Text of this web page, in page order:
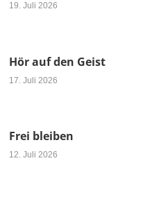
19. Juli 2026
Hör auf den Geist
17. Juli 2026
Frei bleiben
12. Juli 2026